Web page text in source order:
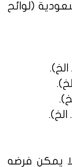
(لوائح
يمكن فرضه